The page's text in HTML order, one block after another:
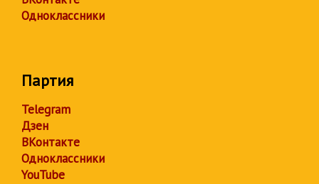
Одноклассники
Партия
Telegram
Дзен
ВКонтакте
Одноклассники
YouTube